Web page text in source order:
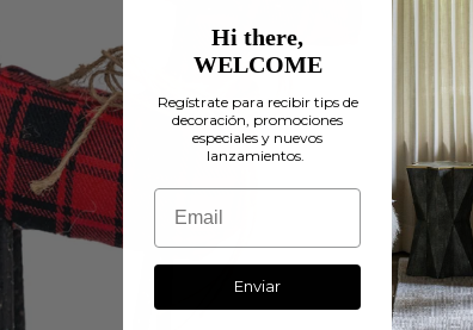
Hi there,
WELCOME
Regístrate para recibir tips de
decoración, promociones
especiales y nuevos
lanzamientos.
Enviar